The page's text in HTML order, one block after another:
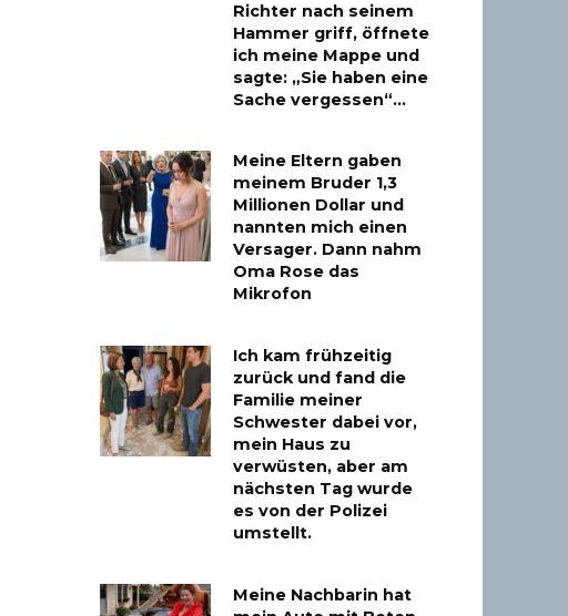
Richter nach seinem
Hammer griff, öffnete
ich meine Mappe und
sagte: „Sie haben eine
Sache vergessen“…
Meine Eltern gaben
meinem Bruder 1,3
Millionen Dollar und
nannten mich einen
Versager. Dann nahm
Oma Rose das
Mikrofon
Ich kam frühzeitig
zurück und fand die
Familie meiner
Schwester dabei vor,
mein Haus zu
verwüsten, aber am
nächsten Tag wurde
es von der Polizei
umstellt.
Meine Nachbarin hat